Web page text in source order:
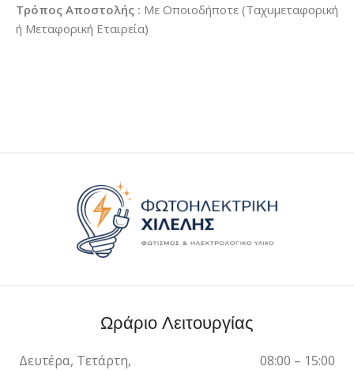
Τρόπος Αποστολής : Με Οποιοδήποτε (Ταχυμεταφορική
ή Μεταφορική Εταιρεία)
Ωράριο Λειτουργίας
Δευτέρα, Τετάρτη,
08:00 – 15:00